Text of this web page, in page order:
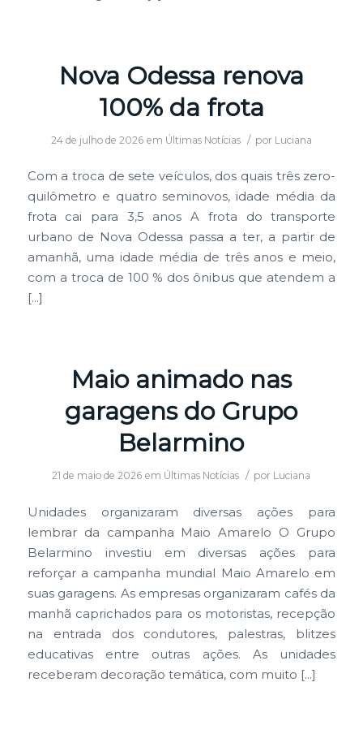
Nova Odessa renova
100% da frota
24 de julho de 2026 em Últimas Notícias / por Luciana
Com a troca de sete veículos, dos quais três zero-
quilômetro e quatro seminovos, idade média da
frota cai para 3,5 anos A frota do transporte
urbano de Nova Odessa passa a ter, a partir de
amanhã, uma idade média de três anos e meio,
com a troca de 100 % dos ônibus que atendem a
[…]
Maio animado nas
garagens do Grupo
Belarmino
21 de maio de 2026 em Últimas Notícias / por Luciana
Unidades organizaram diversas ações para
lembrar da campanha Maio Amarelo O Grupo
Belarmino investiu em diversas ações para
reforçar a campanha mundial Maio Amarelo em
suas garagens. As empresas organizaram cafés da
manhã caprichados para os motoristas, recepção
na entrada dos condutores, palestras, blitzes
educativas entre outras ações. As unidades
receberam decoração temática, com muito […]